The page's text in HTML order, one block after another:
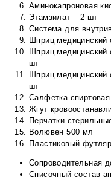
Аминокапроновая
Этамзилат – 2 шт
Система для
Шприц медицинский
Шприц медицинский
шт
Шприц медицинский
шт
Салфетка
Жгут
Перчатки
Волювен 500 мл
Пластиковый
Сопроводительная
Списочный состав